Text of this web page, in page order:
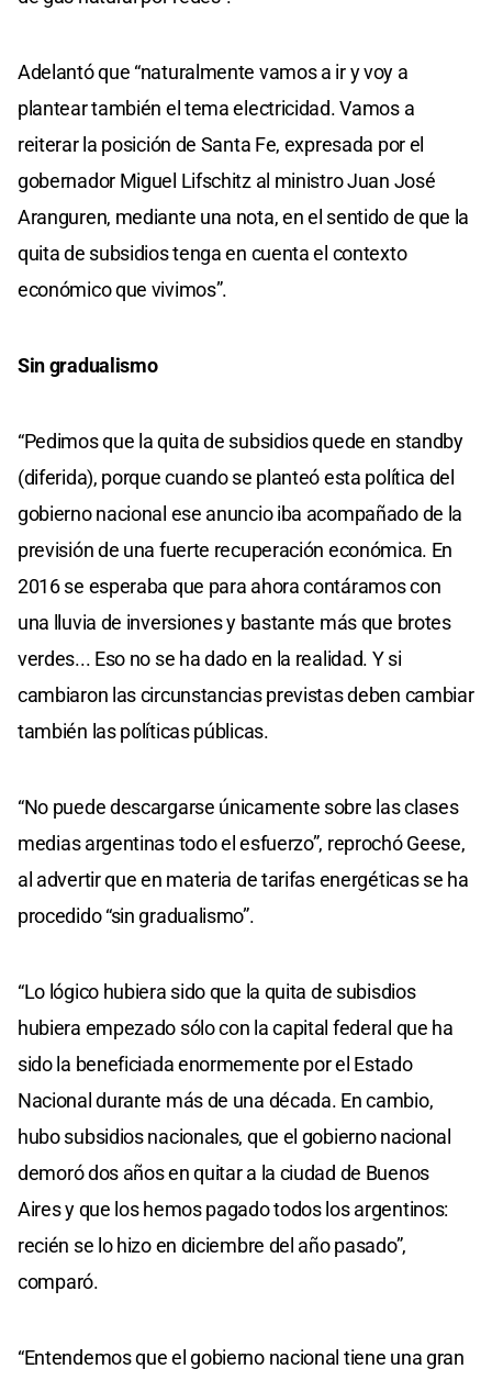
Adelantó que “naturalmente vamos a ir y voy a
plantear también el tema electricidad. Vamos a
reiterar la posición de Santa Fe, expresada por el
gobernador Miguel Lifschitz al ministro Juan José
Aranguren, mediante una nota, en el sentido de que la
quita de subsidios tenga en cuenta el contexto
económico que vivimos”.
Sin gradualismo
“Pedimos que la quita de subsidios quede en standby
(diferida), porque cuando se planteó esta política del
gobierno nacional ese anuncio iba acompañado de la
previsión de una fuerte recuperación económica. En
2016 se esperaba que para ahora contáramos con
una lluvia de inversiones y bastante más que brotes
verdes... Eso no se ha dado en la realidad. Y si
cambiaron las circunstancias previstas deben cambiar
también las políticas públicas.
“No puede descargarse únicamente sobre las clases
medias argentinas todo el esfuerzo”, reprochó Geese,
al advertir que en materia de tarifas energéticas se ha
procedido “sin gradualismo”.
“Lo lógico hubiera sido que la quita de subisdios
hubiera empezado sólo con la capital federal que ha
sido la beneficiada enormemente por el Estado
Nacional durante más de una década. En cambio,
hubo subsidios nacionales, que el gobierno nacional
demoró dos años en quitar a la ciudad de Buenos
Aires y que los hemos pagado todos los argentinos:
recién se lo hizo en diciembre del año pasado”,
comparó.
“Entendemos que el gobierno nacional tiene una gran